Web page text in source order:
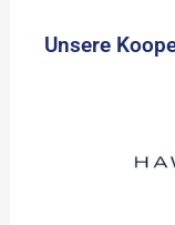
Unsere